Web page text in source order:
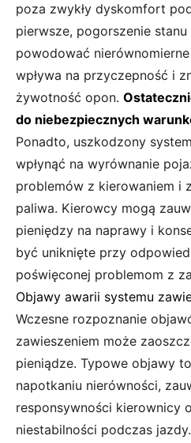
poza zwykły dyskomfort
pierwsze, pogorszenie
powodować
wpływa na przyczepność i
żywotność opon.
do niebezpiecznych
Ponadto, uszkodzony
wpłynąć na wyrównanie
problemów z kierowaniem i
paliwa. Kierowcy mogą
pieniędzy na naprawy i
być uniknięte przy
poświęconej problemom z
Objawy awarii systemu
Wczesne rozpoznanie
zawieszeniem może
pieniądze. Typowe objawy
napotkaniu nierówności,
responsywności kierownicy
niestabilności podczas jazdy.